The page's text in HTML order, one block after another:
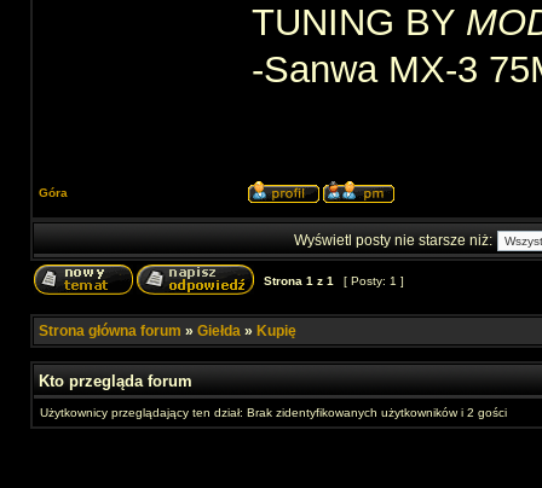
TUNING BY
-Sanwa MX-3
Góra
Wyświetl posty nie starsze niż:
Strona 1 z 1 [ Posty: 1 ]
Strona główna forum » Giełda » Kupię
Kto przegląda forum
Użytkownicy przeglądający ten dział: Brak zidentyfikowanych użytkowników i 2 gości